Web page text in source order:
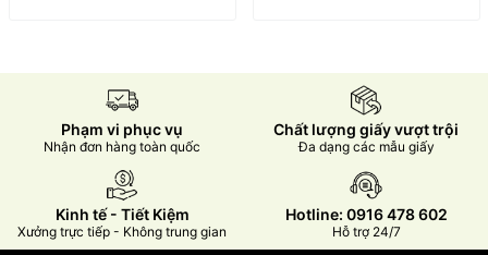
Phạm vi phục vụ
Nhận đơn hàng toàn quốc
Chất lượng giấy vượt trội
Đa dạng các mẫu giấy
Kinh tế - Tiết Kiệm
Xưởng trực tiếp - Không trung gian
Hotline: 0916 478 602
Hỗ trợ 24/7